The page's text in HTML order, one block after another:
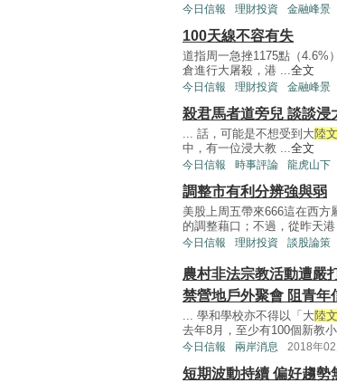
今日信報 理財投資 金融峰景
100天線不容有失
道指周一急挫1175點（4.6%
倉進行大屠殺，港 ...全文
今日信報 理財投資 金融峰景
殺君馬者道旁兒 談談浸
... 話，可能是不想受到大陸文
中，有一位浸大教 ...全文
今日信報 時事評論 龍虎山下
調整市有利分辨強與弱
美股上周五帶來666這在西方
的調整藉口；不過，從昨天
今日信報 理財投資 談股論策
農村非法宗教活動遭嚴
禁營地戶外聚會 阻青年
... 學和學校亦不得以「大陸文
去年8月，至少有100個新教
今日信報 兩岸消息 2018年02
短期波動持續 偏好趨勢